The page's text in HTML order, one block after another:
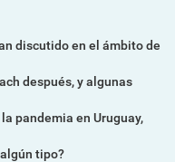
discutido en el ámbito de
después, y algunas
pandemia en Uruguay,
tipo?